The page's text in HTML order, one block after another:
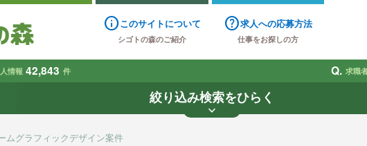
infoこのサイトについて
シゴトの森のご紹介
help求人への応募方法
仕事をお探しの方
情報 42,843 件 Q. 求職
絞り込み検索をひらく
keyboard_arrow_down
業種 雇用形態 賃金
ムグラフィックデザイン案件